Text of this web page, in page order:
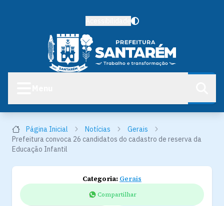
Página Inicial Notícias
Gerais
Prefeitura convoca 26 candidatos do cadastro de reserva da
Educação Infantil
Categoria: Gerais
Compartilhar